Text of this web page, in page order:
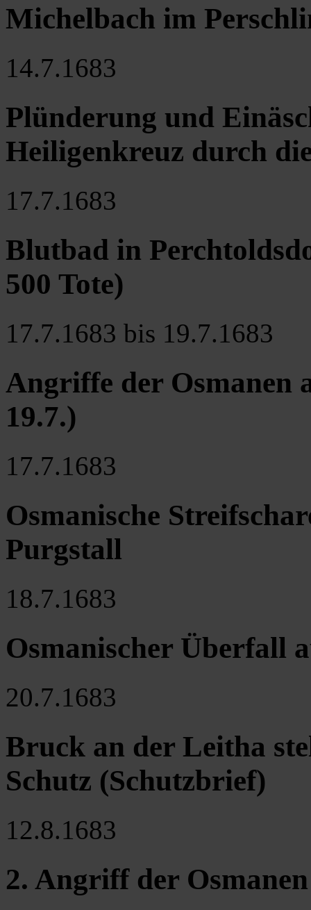
Michelbach im
14.7.1683
Plünderung und
Heiligenkreuz durch
17.7.1683
Blutbad in
500 Tote)
17.7.1683 bis 19.7.1683
Angriffe der Osmanen
19.7.)
17.7.1683
Osmanische
Purgstall
18.7.1683
Osmanischer Überfall
20.7.1683
Bruck an der Leitha
Schutz (Schutzbrief)
12.8.1683
2. Angriff der